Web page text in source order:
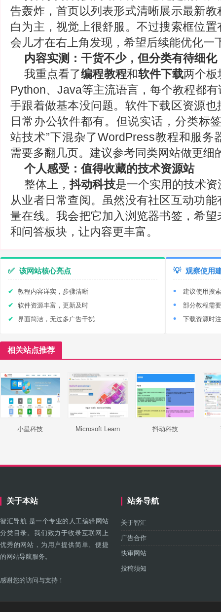
告轰炸，首页以列表形式清晰展示最新
白为主，视觉上很舒服。不过搜索框位
会儿才在右上角发现，希望后续能优化一
内容实测：干货不少，但分类有待细化
我重点看了编程教程和软件下载两个板
Python、Java等主流语言，每个教程都
手跟着做基本没问题。软件下载区资源
日常办公软件都有。但说实话，分类标
站技术”下混杂了WordPress教程和服务
需要多翻几页。建议参考同类网站做更细
个人感受：值得收藏的技术资源站
整体上，抖动科技是一个实用的技术
从业者日常查阅。虽然没有社区互动功
量在线。我会把它加入浏览器书签，希
和问答板块，让内容更丰富。
✅ 该网站核心亮点
教程内容详实，步骤清晰
软件资源丰富，更新及时
界面简洁，无过多广告干扰
💡 观察使用
建议使用搜
部分教程需
下载资源时
相关站点推荐
小星科技 Microsoft Learn 抖动科技
关于本站
智汇导航 是一个专业的人工编辑网站
分类目录。我们致力于收录互联网上
优秀的网站，为用户提供简单、便捷
的网站导航服务。
感谢您的访问与支持！
站务导航
关于智汇
广告合作
快审网站
投稿须知